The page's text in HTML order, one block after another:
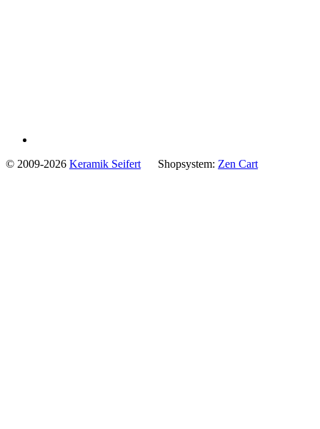
© 2009-2026 Keramik Seifert Shopsystem: Zen Cart